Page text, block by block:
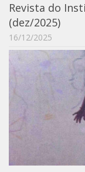
Revista do
(dez/2025)
16/12/2025